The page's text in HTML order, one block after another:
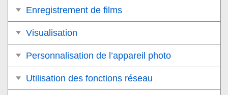
Enregistrement de films
Visualisation
Personnalisation de l’appareil photo
Utilisation des fonctions réseau